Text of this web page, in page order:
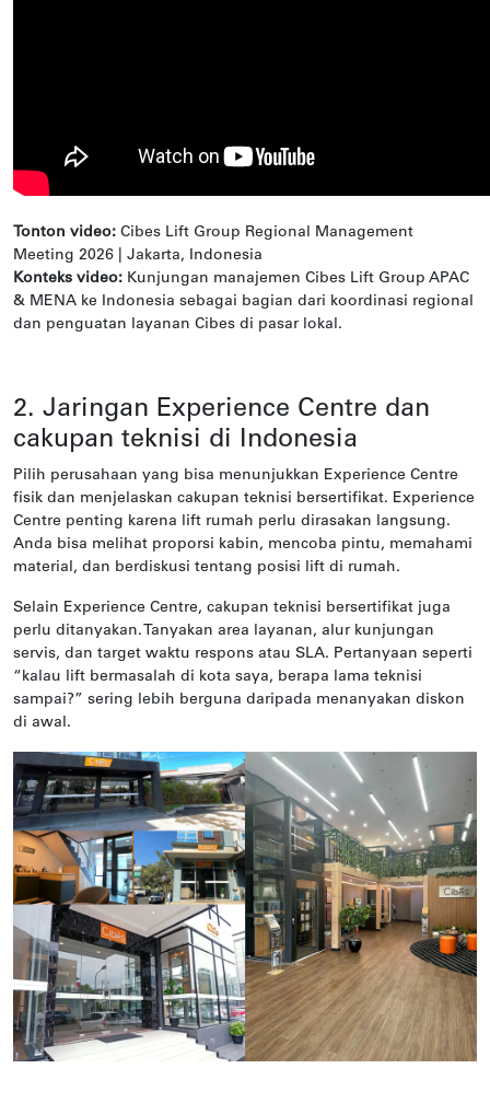
Tonton video: Cibes Lift Group Regional Management
Meeting 2026 | Jakarta, Indonesia
Konteks video: Kunjungan manajemen Cibes Lift Group APAC
& MENA ke Indonesia sebagai bagian dari koordinasi regional
dan penguatan layanan Cibes di pasar lokal.
2. Jaringan Experience Centre dan
cakupan teknisi di Indonesia
Pilih perusahaan yang bisa menunjukkan Experience Centre
fisik dan menjelaskan cakupan teknisi bersertifikat. Experience
Centre penting karena lift rumah perlu dirasakan langsung.
Anda bisa melihat proporsi kabin, mencoba pintu, memahami
material, dan berdiskusi tentang posisi lift di rumah.
Selain Experience Centre, cakupan teknisi bersertifikat juga
perlu ditanyakan. Tanyakan area layanan, alur kunjungan
servis, dan target waktu respons atau SLA. Pertanyaan seperti
“kalau lift bermasalah di kota saya, berapa lama teknisi
sampai?” sering lebih berguna daripada menanyakan diskon
di awal.